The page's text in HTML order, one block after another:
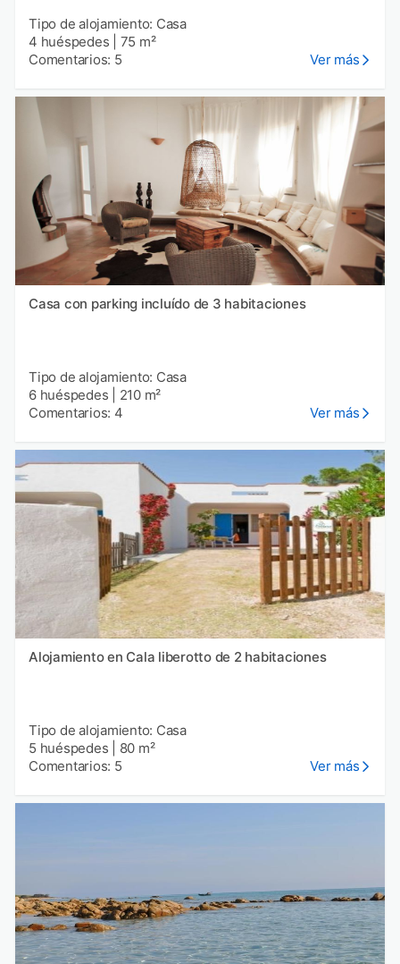
Tipo de alojamiento: Casa
4 huéspedes
75 m²
Comentarios: 5
Ver más
Casa con parking incluído de 3 habitaciones
Tipo de alojamiento: Casa
6 huéspedes
210 m²
Comentarios: 4
Ver más
Alojamiento en Cala liberotto de 2 habitaciones
Tipo de alojamiento: Casa
5 huéspedes
80 m²
Comentarios: 5
Ver más